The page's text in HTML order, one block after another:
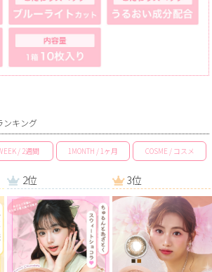
ンキング
/ 2週間 1MONTH / 1ヶ月 COSME / コスメ
2位 3位